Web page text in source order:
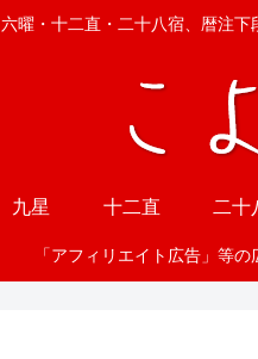
六曜・十二直・二十八宿、暦注
九星 十二直 二十
「アフィリエイト広告」等